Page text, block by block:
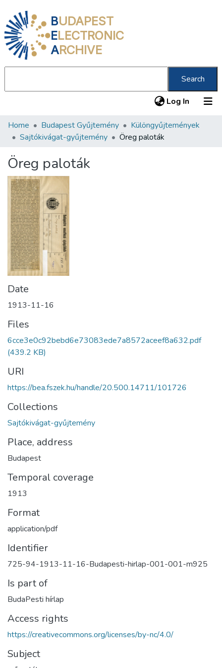
BUDAPEST
ELECTRONIC
ARCHIVE
Search
Log In (current)
Communities & Collections
Statistics
About us
Home Budapest Gyűjtemény
Különgyűjtemények
Sajtókivágat-gyűjtemény
Öreg paloták
Öreg paloták
Date
1913-11-16
Files
6cce3e0c92bebd6e73083ede7a8572aceef8a632.pdf
(439.2 KB)
URI
https://bea.fszek.hu/handle/20.500.14711/101726
Collections
Sajtókivágat-gyűjtemény
Place, address
Budapest
Temporal coverage
1913
Format
application/pdf
Identifier
725-94-1913-11-16-Budapesti-hirlap-001-001-m925
Is part of
BudaPesti hírlap
Access rights
https://creativecommons.org/licenses/by-nc/4.0/
Subject